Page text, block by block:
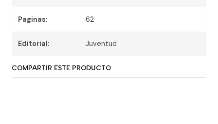
Paginas: 62
Editorial: Juventud
COMPARTIR ESTE PRODUCTO